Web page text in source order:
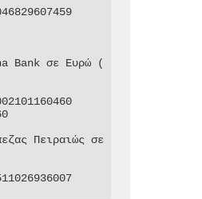
Bank σε Ευρώ (
Πειραιώς σε